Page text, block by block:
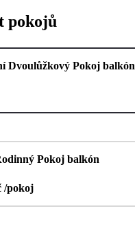
pokojů
Dvoulůžkový Pokoj balkón
Pokoj balkón
/pokoj